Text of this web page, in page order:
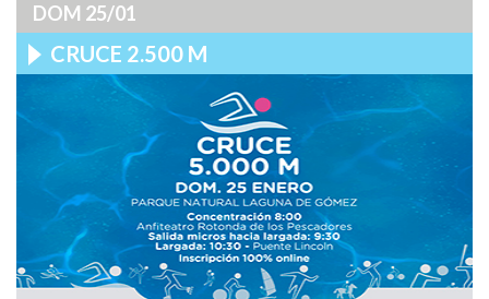
DOM 25/01
CRUCE 2.500 M